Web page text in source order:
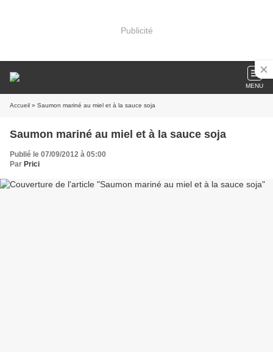
Publicité
MENU
Accueil » Saumon mariné au miel et à la sauce soja
Saumon mariné au miel et à la sauce soja
Publié le 07/09/2012 à 05:00
Par Prici